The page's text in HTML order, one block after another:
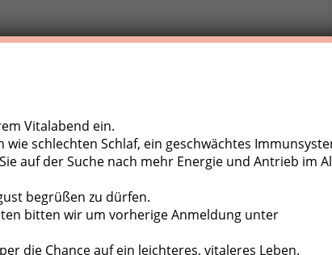
(MTT) ist eine aktive Behandlungsform der
Kleingeräte und der eigene Körper als
Vitalabend ein.
wie schlechten Schlaf, ein geschwächtes
auf der Suche nach mehr Energie und Antrieb im
begrüßen zu dürfen.
bitten wir um vorherige Anmeldung unter
die Chance auf ein leichteres, vitaleres Leben.